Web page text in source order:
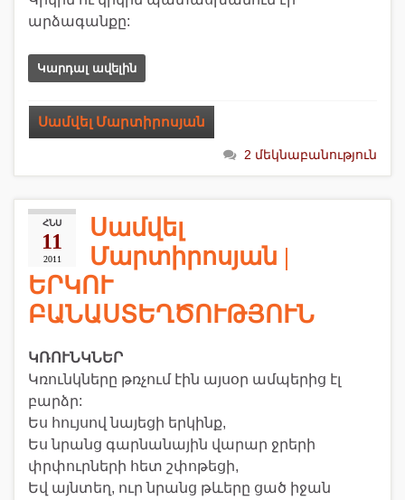
արձագանքը:
Կարդալ ավելին
Սամվել Մարտիրոսյան
2 մեկնաբանություն
ՀՆՍ
11
2011
Սամվել
Մարտիրոսյան |
ԵՐԿՈՒ
ԲԱՆԱՍՏԵՂԾՈՒԹՅՈՒՆ
ԿՌՈՒՆԿՆԵՐ
Կռունկները թռչում էին այսօր ամպերից էլ
բարձր:
Ես հույսով նայեցի երկինք,
Ես նրանց գարնանային վարար ջրերի
փրփուրների հետ շփոթեցի,
Եվ այնտեղ, ուր նրանց թևերը ցած իջան